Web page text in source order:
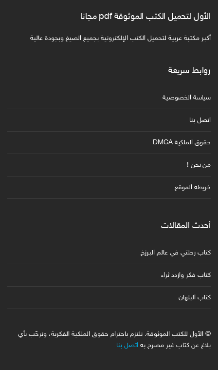
الأول لتحميل الكتب الموثوقة pdf مجانا
أكبر مكتبة عربية لتحميل الكتب الإلكترونية بجميع الصيغ وبجودة عالية
روابط سريعة
سياسة الخصوصية
اتصل بنا
حقوق الملكية DMCA
من نحن !
خريطة الموقع
أحدث المقالات
كتاب رحلتي في عالم البرزخ
كتاب فكر وازدد ثراء
كتاب البلهان
© الأول للكتب الموثوقة. نلتزم باحترام حقوق الملكية الفكرية، ونرحّب بأي
بلاغ عن كتاب غير مصرح به اتصل بنا